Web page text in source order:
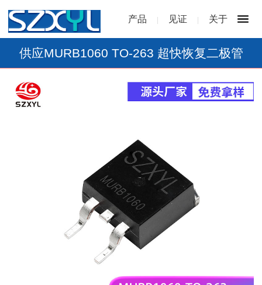
产品 | 见证 | 关于
供应MURB1060 TO-263 超快恢复二极管